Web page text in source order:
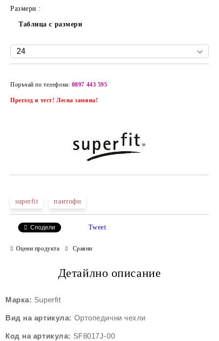
Размери :
Таблица с размери
Поръчай по телефона: 0897 443 595
Преглед и тест! Лесна замяна!
superfit пантофи
Сподели Tweet
Оцени продукта Сравни
Детайлно описание
Марка: Superfit
Вид на артикула: Ортопедични чехли
Код на артикула: SF8017J-00